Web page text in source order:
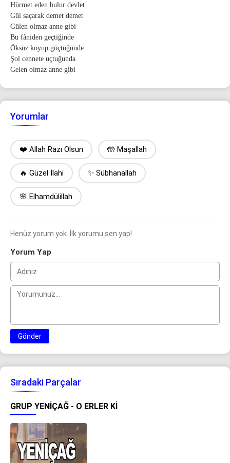
Hürmet eden bulur devlet
Gül saçarak demet demet
Gülen olmaz anne gibi
Bu fâniden geçtiğinde
Öksüz koyup göçtüğünde
Şol cennete uçtuğunda
Gelen olmaz anne gibi
Yorumlar
❤️ Allah Razı Olsun 🤲 Maşallah
🔥 Güzel İlahi ✨ Sübhanallah
🌸 Elhamdülillah
Henüz yorum yok. İlk yorumu sen yap!
Yorum Yap
Gönder
Sıradaki Parçalar
GRUP YENIÇAĞ - O ERLER KI